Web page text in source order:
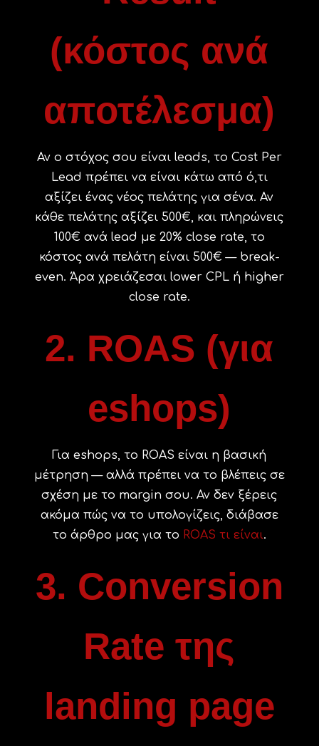
(κόστος ανά
αποτέλεσμα)
Αν ο στόχος σου είναι leads, το Cost Per
Lead πρέπει να είναι κάτω από ό,τι
αξίζει ένας νέος πελάτης για σένα. Αν
κάθε πελάτης αξίζει 500€, και πληρώνεις
100€ ανά lead με 20% close rate, το
κόστος ανά πελάτη είναι 500€ — break-
even. Άρα χρειάζεσαι lower CPL ή higher
close rate.
2. ROAS (για
eshops)
Για eshops, το ROAS είναι η βασική
μέτρηση — αλλά πρέπει να το βλέπεις σε
σχέση με το margin σου. Αν δεν ξέρεις
ακόμα πώς να το υπολογίζεις, διάβασε
το άρθρο μας για το ROAS τι είναι.
3. Conversion
Rate της
landing page